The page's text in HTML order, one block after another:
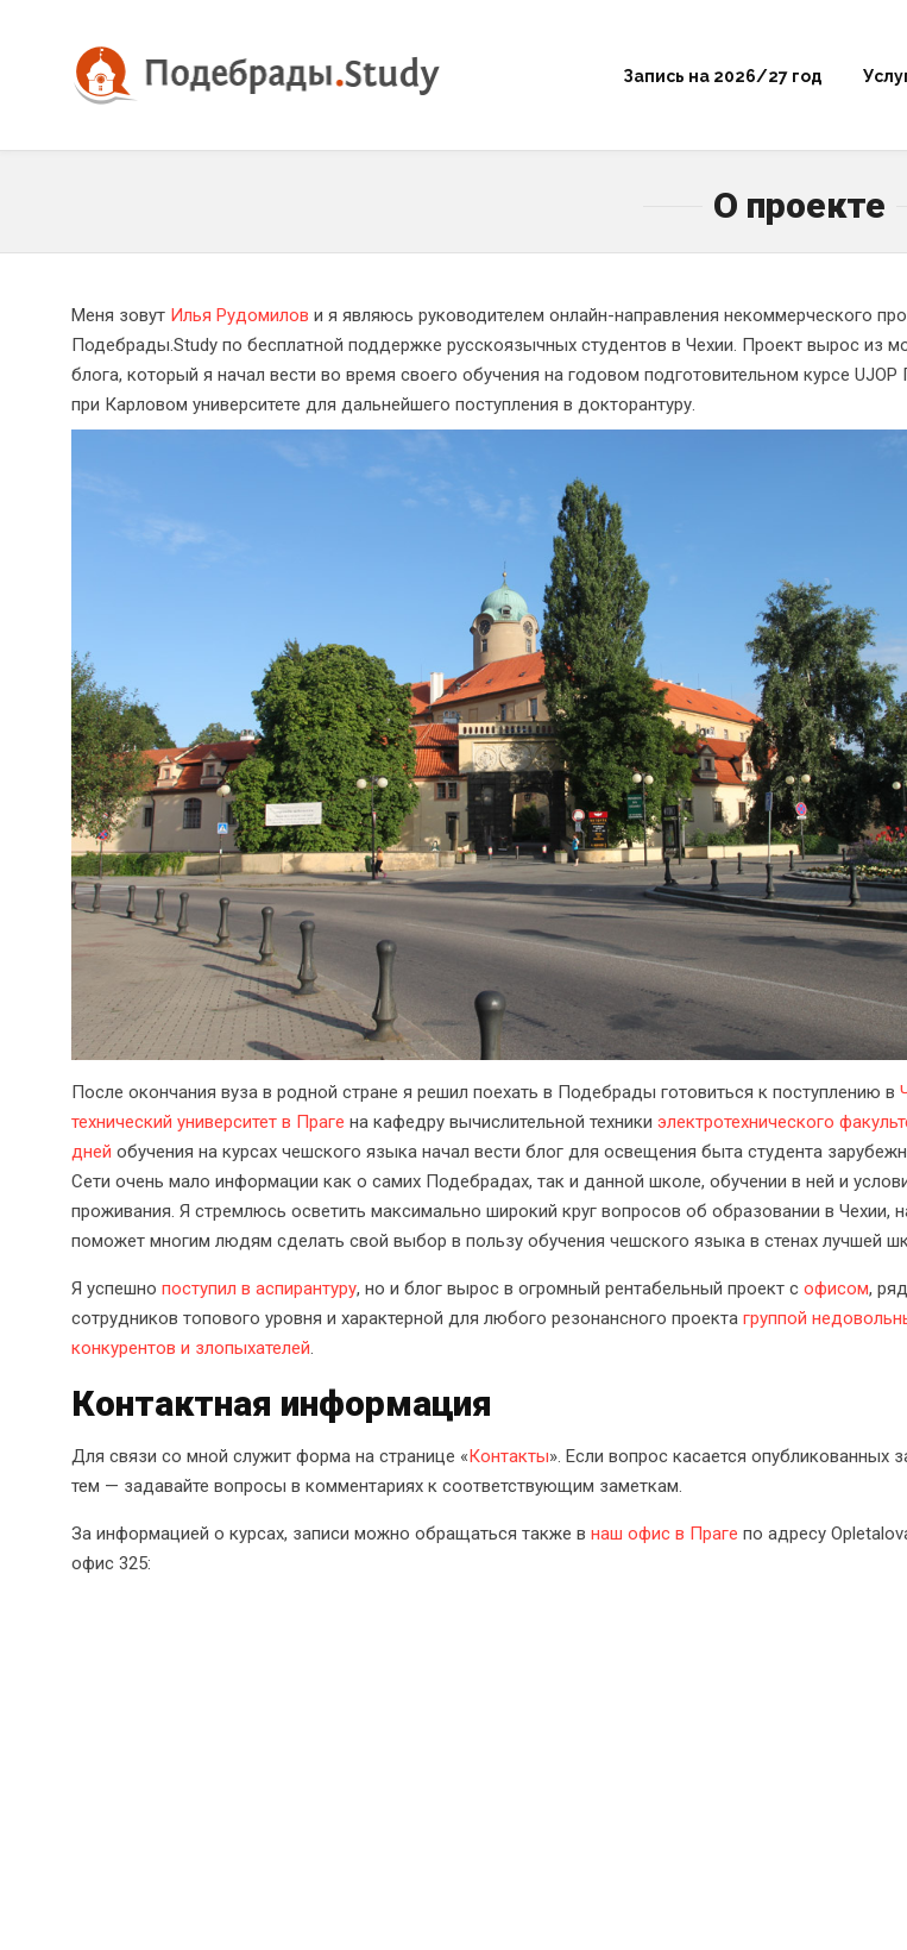
Запись на 2026/27 год
О проекте
Меня зовут Илья Рудомилов и я являюсь руководителем онлайн-направления некоммерческого
Подебрады.Study по бесплатной поддержке русскоязычных студентов в Чехии. Проект вырос из
блога, который я начал вести во время своего обучения на годовом подготовительном курсе
при Карловом университете для дальнейшего поступления в докторантуру.
После окончания вуза в родной стране я решил поехать в Подебрады готовиться к поступлению в
технический университет в Праге на кафедру вычислительной техники электротехнического
дней обучения на курсах чешского языка начал вести блог для освещения быта студента
Сети очень мало информации как о самих Подебрадах, так и данной школе, обучении в ней и
проживания. Я стремлюсь осветить максимально широкий круг вопросов об образовании в Чехии,
поможет многим людям сделать свой выбор в пользу обучения чешского языка в стенах лучшей
Я успешно поступил в аспирантуру, но и блог вырос в огромный рентабельный проект с офисом,
сотрудников топового уровня и характерной для любого резонансного проекта группой
конкурентов и злопыхателей.
Контактная информация
Для связи со мной служит форма на странице «Контакты». Если вопрос касается опубликованных
тем — задавайте вопросы в комментариях к соответствующим заметкам.
За информацией о курсах, записи можно обращаться также в наш офис в Праге по адресу
офис 325: